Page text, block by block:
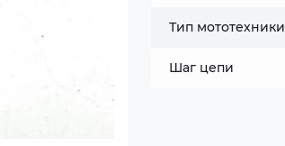
Тип мототехники
Шаг цепи